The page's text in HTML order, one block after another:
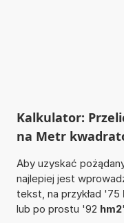
Kalkulator:
na Metr
Aby uzyskać
najlepiej jest
tekst, na przykład '75
lub po prostu '92 hm2